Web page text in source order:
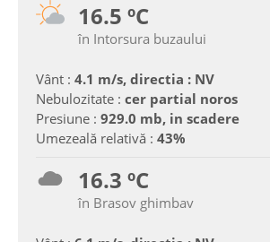
16.5 ºC
în Intorsura buzaului
Vânt : 4.1 m/s, directia : NV
Nebulozitate : cer partial noros
Presiune : 929.0 mb, in scadere
Umezeală relativă : 43%
16.3 ºC
în Brasov ghimbav